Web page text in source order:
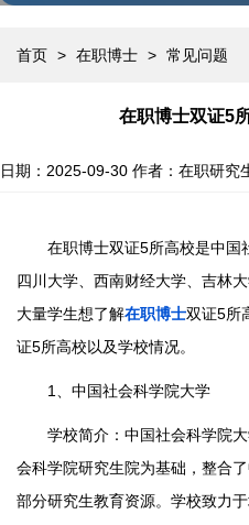
首页 > 在职博士 > 常见问题
在职博士双证5
日期：2025-09-30 作者：在职研究
在职博士双证5所高校是中国社
四川大学、西南财经大学、吉林
大量学生想了解在职博士双证5所
证5所高校以及学校情况。
1、中国社会科学院大学
学校简介：中国社会科学院大
会科学院研究生院为基础，整合
部分研究生教育资源。学校致力